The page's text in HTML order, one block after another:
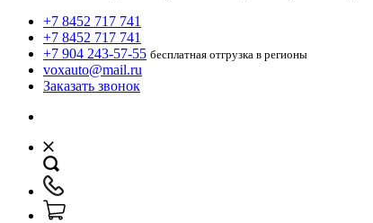
+7 8452 717 741
+7 8452 717 741
+7 904 243-57-55 бесплатная отгрузка в регионы
voxauto@mail.ru
Заказать звонок